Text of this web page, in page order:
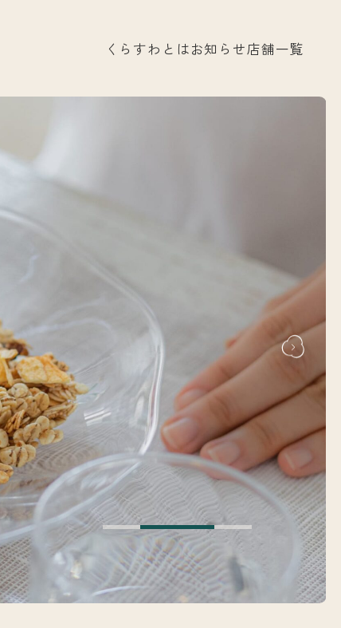
くらすわとはお知らせ店舗一覧